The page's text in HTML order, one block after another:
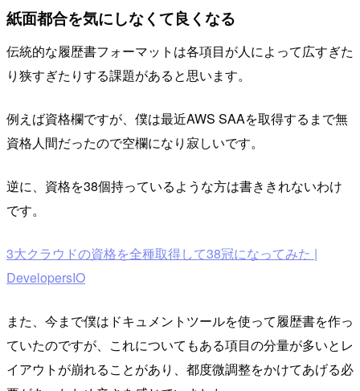
紙面都合を気にしなくて良くなる
伝統的な履歴書フォーマットは各項目が人によって広すぎた
り狭すぎたりする課題があると思います。
例えば資格欄ですが、僕は最近AWS SAAを取得するまで無
資格人間だったので空欄になり寂しいです。
逆に、資格を38個持っているような方は書ききれないわけ
です。
3大クラウドの資格を全種取得して38冠になってみた |
DevelopersIO
また、今まで僕はドキュメントツールを使って履歴書を作っ
ていたのですが、これについてもある項目の分量が多いとレ
イアウトが崩れることがあり、都度微調整をかけてあげる必